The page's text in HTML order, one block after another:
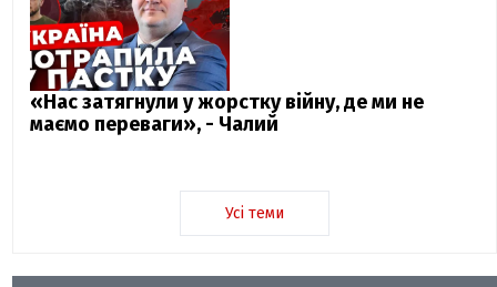
«Нас затягнули у жорстку війну, де ми не
маємо переваги», - Чалий
Усі теми